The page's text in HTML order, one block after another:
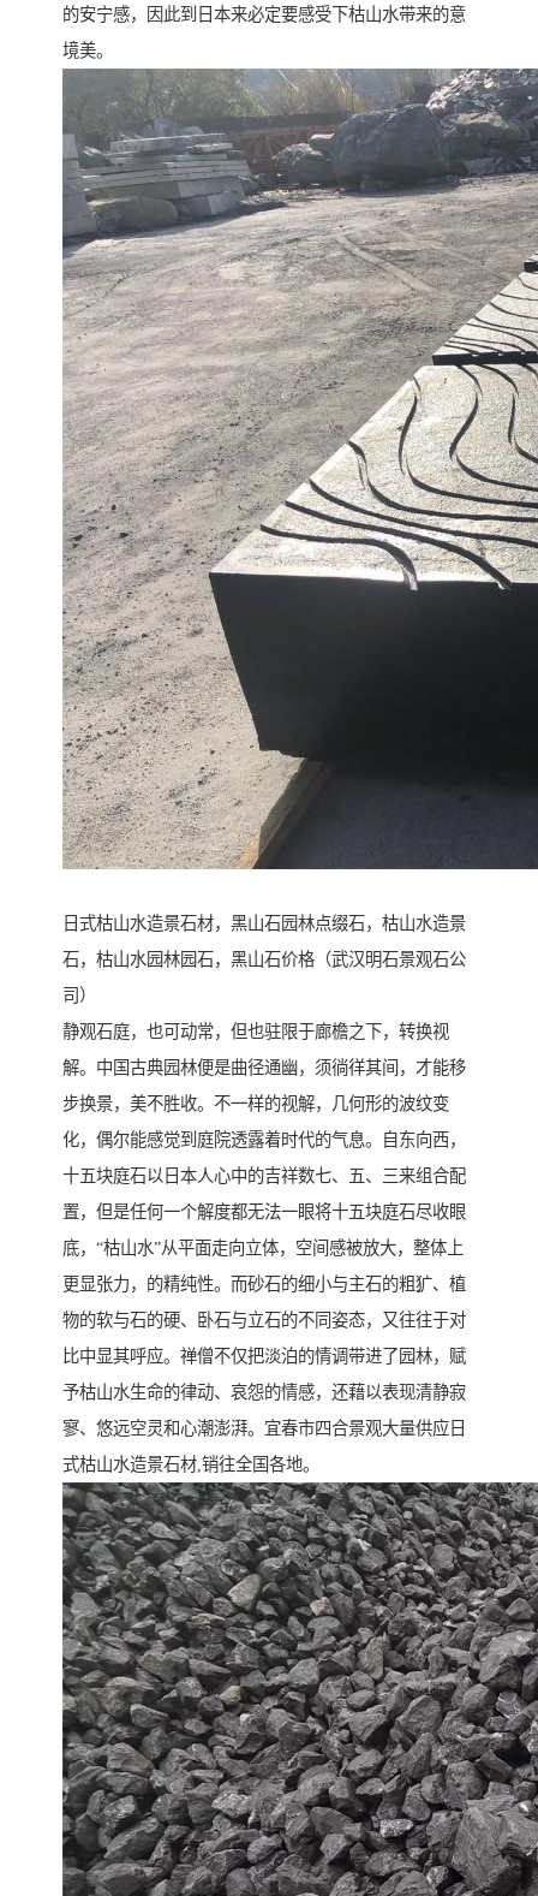
的安宁感，因此到日本来必定要感受下枯山水带来的意
境美。
日式枯山水造景石材，黑山石园林点缀石，枯山水造景
石，枯山水园林园石，黑山石价格（武汉明石景观石公
司）
静观石庭，也可动常，但也驻限于廊檐之下，转换视
解。中国古典园林便是曲径通幽，须徜徉其间，才能移
步换景，美不胜收。不一样的视解，几何形的波纹变
化，偶尔能感觉到庭院透露着时代的气息。自东向西，
十五块庭石以日本人心中的吉祥数七、五、三来组合配
置，但是任何一个解度都无法一眼将十五块庭石尽收眼
底，“枯山水”从平面走向立体，空间感被放大，整体上
更显张力，的精纯性。而砂石的细小与主石的粗犷、植
物的软与石的硬、卧石与立石的不同姿态，又往往于对
比中显其呼应。禅僧不仅把淡泊的情调带进了园林，赋
予枯山水生命的律动、哀怨的情感，还藉以表现清静寂
寥、悠远空灵和心潮澎湃。宜春市四合景观大量供应日
式枯山水造景石材,销往全国各地。